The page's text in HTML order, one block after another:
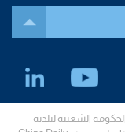
| حقوق الطبع والنشر © 2026 الحكومة الشعبية لبلدية